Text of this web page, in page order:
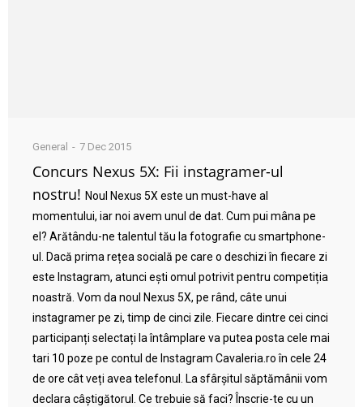
General 7 Dec 2015
Concurs Nexus 5X: Fii instagramer-ul
nostru! Noul Nexus 5X este un must-have al
momentului, iar noi avem unul de dat. Cum pui mâna pe
el? Arătându-ne talentul tău la fotografie cu smartphone-
ul. Dacă prima rețea socială pe care o deschizi în fiecare zi
este Instagram, atunci ești omul potrivit pentru competiția
noastră. Vom da noul Nexus 5X, pe rând, câte unui
instagramer pe zi, timp de cinci zile. Fiecare dintre cei cinci
participanți selectați la întâmplare va putea posta cele mai
tari 10 poze pe contul de Instagram Cavaleria.ro în cele 24
de ore cât veți avea telefonul. La sfârșitul săptămânii vom
declara câștigătorul. Ce trebuie să faci? Înscrie-te cu un